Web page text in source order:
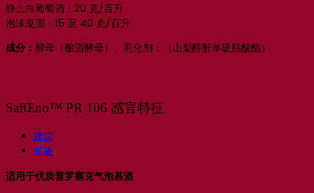
静止白葡萄酒：20 克/百升
泡沫凝固：15 至 40 克/百升
成分： 酵母（酿酒酵母）、乳化剂：（山梨醇酐单硬脂酸酯）
SafŒno™ PR 106 感官特征
建议
试验
适用于优质普罗塞克气泡基酒